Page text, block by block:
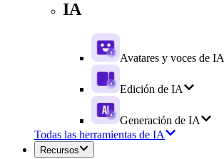
IA
Avatares y voces de IA
Edición de IA
Generación de IA
Todas las herramientas de IA
Recursos